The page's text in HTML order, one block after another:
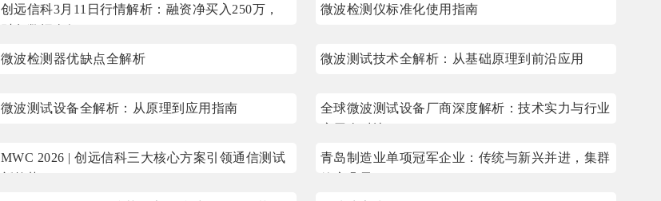
创远信科3月11日行情解析：融资净买入250万，
微波检测仪标准化使用指南
微波检测器优缺点全解析 微波测试技术全解析：从基础原理到前沿应用
微波测试设备全解析：从原理到应用指南
全球微波测试设备厂商深度解析：技术实力与行业
MWC 2026 | 创远信科三大核心方案引领通信测试
青岛制造业单项冠军企业：传统与新兴并进，集群